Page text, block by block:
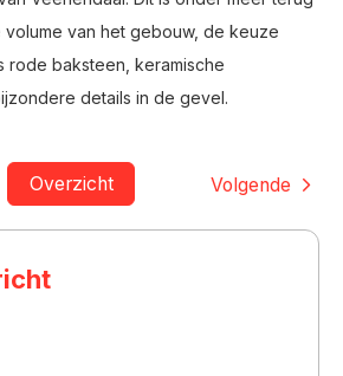
van het gebouw, de keuze
rode baksteen, keramische
details in de gevel.
Volgende
Overzicht